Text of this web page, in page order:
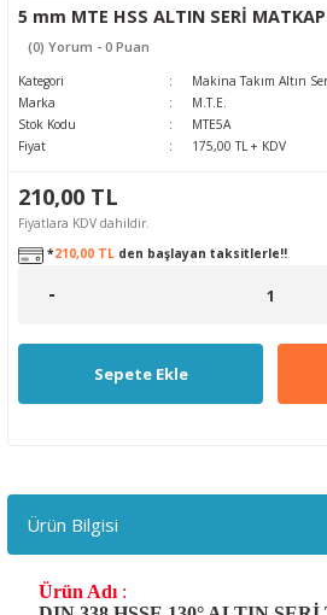
5 mm MTE HSS ALTIN SERİ
(0) Yorum - 0 Puan
Kategori
Makina Takım Altın
Marka
M.T.E.
Stok Kodu
MTE5A
Fiyat
175,00 TL + KDV
210,00 TL
Fiyatlara KDV dahildir.
*210,00 TL den başlayan taksitlerle!!
Sepete Ekle
Ürün Bilgisi
Ürün Adı :